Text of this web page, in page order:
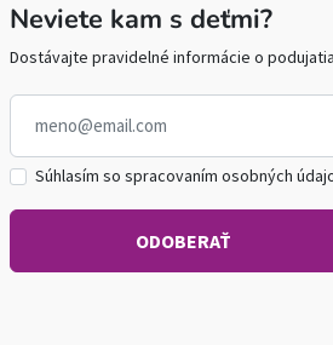
Neviete kam s deťmi?
Dostávajte pravidelné informácie o
Súhlasím so spracovaním osobných